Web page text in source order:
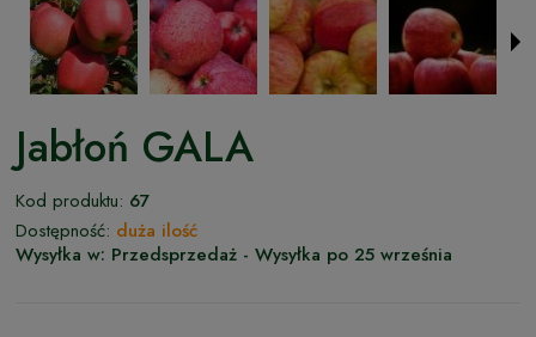
Jabłoń GALA
Kod produktu: 67
Dostępność: duża ilość
Wysyłka w: Przedsprzedaż - Wysyłka po 25 września